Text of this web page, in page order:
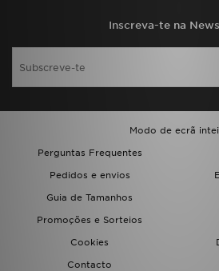
Inscreva-te na
Modo de ecrã
Perguntas Frequentes
Pedidos e envios
Guia de Tamanhos
Promoções e Sorteios
Cookies
Contacto
ATENÇÃO AO CLIENTE